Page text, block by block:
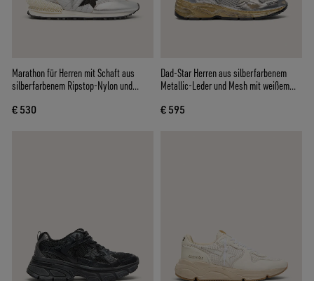
Marathon für Herren mit Schaft aus
silberfarbenem Ripstop-Nylon und
€ 530
Dad-Star Herren aus silberfarbenem
Metallic-Leder und Mesh mit weißem
€ 595